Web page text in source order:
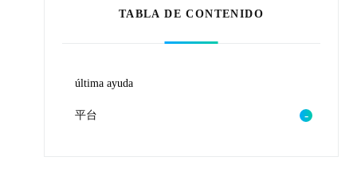
TABLA DE CONTENIDO
última ayuda
平台